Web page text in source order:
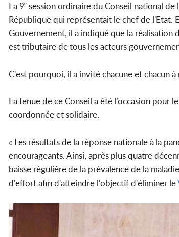
La 9ᵉ session ordinaire du Conseil national
République qui représentait le chef de l'Etat.
Gouvernement, il a indiqué que la
est tributaire de tous les acteurs
C'est pourquoi, il a invité chacune et chacun
La tenue de ce Conseil a été l’occasion pour
coordonnée et solidaire.
« Les résultats de la réponse nationale à la
encourageants. Ainsi, après plus quatre
baisse régulière de la prévalence de la
d'effort afin d'atteindre l'objectif d'éliminer le